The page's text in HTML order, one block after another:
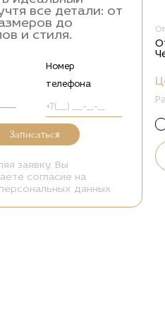
все детали: от
до
и стиля.
Номер
телефона
Записаться
заявку, Вы
согласие на
данных